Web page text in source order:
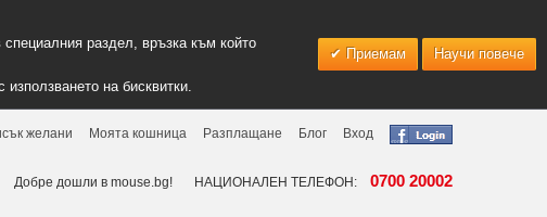
раздел, връзка към който
на бисквитки.
Приемам Научи повече
желани Моята кошница Разплащане Блог Вход
Добре дошли в mouse.bg! НАЦИОНАЛЕН ТЕЛЕФОН: 0700 20002